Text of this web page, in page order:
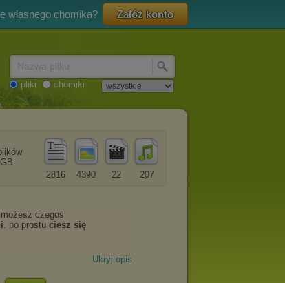
własnego chomika? Załóż konto
pliki chomiki
207
22
4390
2816
GB
Ukryj opis